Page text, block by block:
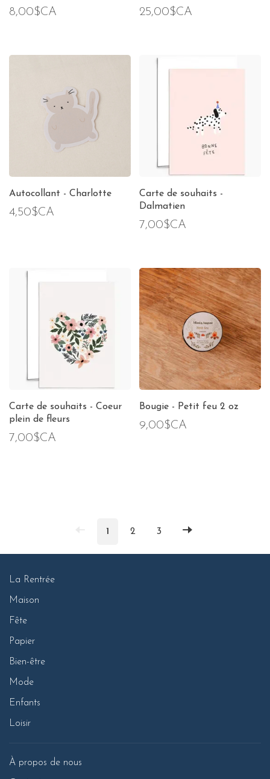
8,00$CA 25,00$CA
Autocollant - Charlotte
4,50$CA
Carte de souhaits -
Dalmatien
7,00$CA
Carte de souhaits - Coeur
plein de fleurs
7,00$CA
Bougie - Petit feu 2 oz
9,00$CA
1 2 3
La Rentrée
Maison
Fête
Papier
Bien-être
Mode
Enfants
Loisir
À propos de nous